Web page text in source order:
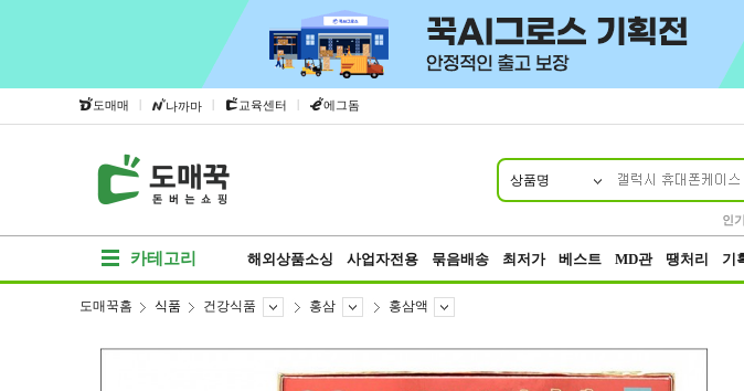
도매매 | 나까마 | 교육센터 | 에그돔
상품명
인
카테고리 해외상품소싱 사업자전용 묶음배송 최저가 베스트 MD관 땡처리 기
도매꾹홈 식품 건강식품 홍삼 홍삼액